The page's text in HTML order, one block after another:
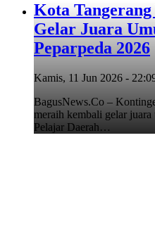
Kota
Gelar Juara
Peparpeda 2026
Kamis, 11 Jun 2026 -
BagusNews.Co –
meraih kembali gelar
Pelajar Daerah…